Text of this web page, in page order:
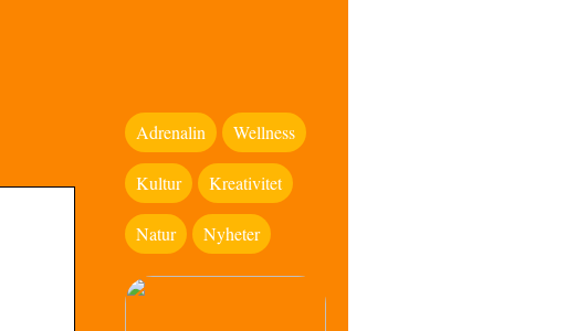
Adrenalin Wellness
Kultur Kreativitet
Natur Nyheter